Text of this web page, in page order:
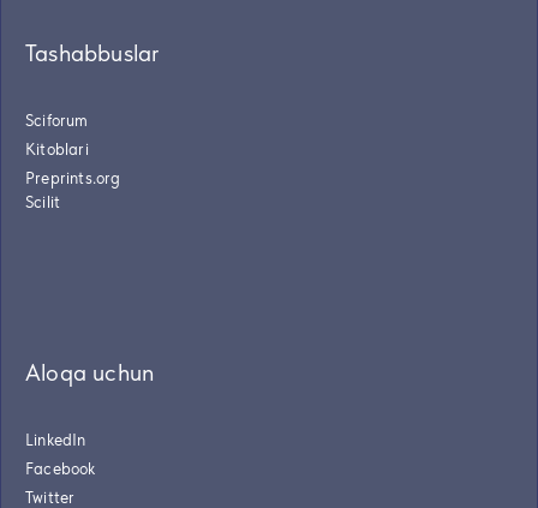
Tashabbuslar
Sciforum
Kitoblari
Preprints.org
Scilit
Aloqa uchun
LinkedIn
Facebook
Twitter